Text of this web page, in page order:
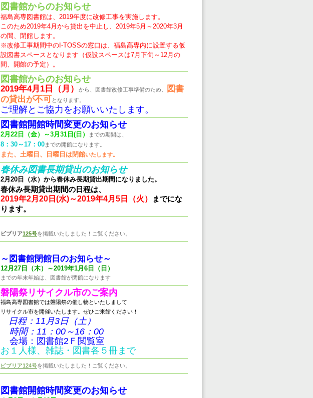
図書館からのお知らせ
福島高専図書館は、2019年度に改修工事を実施します。
このため2019年4月から貸出を中止し、2019年5月～2020年3月
の間、閉館します。
※改修工事期間中のI-TOSSの窓口は、福島高専内に設置する仮
設図書スペースとなります（仮設スペースは7月下旬～12月の
間、開館の予定）。
図書館からのお知らせ
2019年4月1日（月） から、図書館改修工事準備のため、
図書
の貸出が不可となります。
ご理解とご協力をお願いいたします。
図書館開館時間変更のお知らせ
2月22日（金）～3月31日(日） までの期間は、
8：30～17：00までの開館になります。
また、土曜日、日曜日 は閉館いたします。
春休み図書長期貸出のお知らせ
2月20日（水）から春休み長期貸出期間になりました。
春休み長期貸出期間の日程は、
2019年2月20日(水)～2019年4月5日（火）
までにな
ります。
ビブリア125号を掲載いたしました！ご覧ください。
～図書館閉館日のお知らせ～
12月27日（木）～2019年1月6日（日）
までの年末年始は、図書館が閉館になります
磐陽祭リサイクル市のご案内
福島高専図書館では磐陽祭の催し物といたしまして
リサイクル市を開催いたします。ぜひご来館ください！
日程：11月3日（土）
時間：11：00～16：00
会場：図書館2Ｆ閲覧室
お１人様、雑誌・図書各５冊まで
ビブリア124号を掲載いたしました！ご覧ください。
図書館開館時間変更のお知らせ